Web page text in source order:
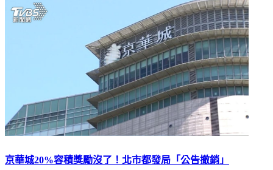
京華城20%容積獎勵沒了！北市都發局「公告撤銷」